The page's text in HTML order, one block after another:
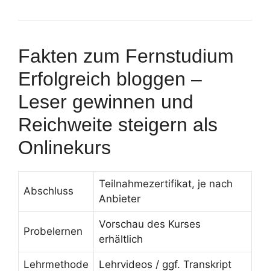
Fakten zum Fernstudium
Erfolgreich bloggen –
Leser gewinnen und
Reichweite steigern als
Onlinekurs
Abschluss
Teilnahmezertifikat, je nach
Anbieter
Probelernen
Vorschau des Kurses
erhältlich
Lehrmethode Lehrvideos / ggf. Transkript